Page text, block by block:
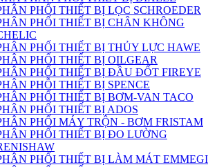
PHỐI THIẾT BỊ LỌC SCHROEDER
PHỐI THIẾT BỊ CHÂN KHÔNG
PHỐI THIẾT BỊ THỦY LỰC HAWE
PHỐI THIẾT BỊ OILGEAR
PHỐI THIẾT BỊ ĐẦU ĐỐT FIREYE
PHỖI THIẾT BỊ SPENCE
PHỐI THIẾT BỊ BƠM-VAN TACO
PHỐI THIẾT BỊ ADOS
PHỐI MÁY TRỘN - BƠM FRISTAM
PHỐI THIẾT BỊ ĐO LƯỜNG
PHỐI THIẾT BỊ LÀM MÁT EMMEGI